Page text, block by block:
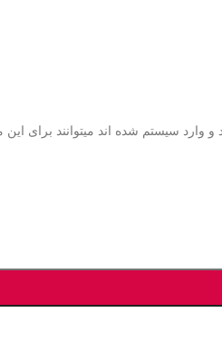
سیستم شده اند میتوانند برای این